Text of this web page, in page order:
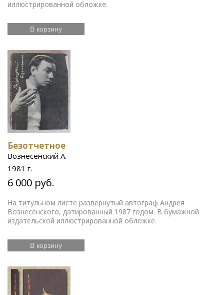
иллюстрированной обложке.
В корзину
Безотчетное
Вознесенский А.
1981 г.
6 000 руб.
На титульном листе развернутый автограф Андрея
Вознесенского, датированный 1987 годом. В бумажной
издательской иллюстрированной обложке.
В корзину